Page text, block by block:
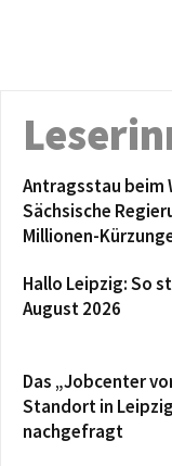
Antragsstau beim
Sächsische
Millionen-
Hallo Leipzig: So
August 2026
Das „Jobcenter
Standort in
nachgefragt